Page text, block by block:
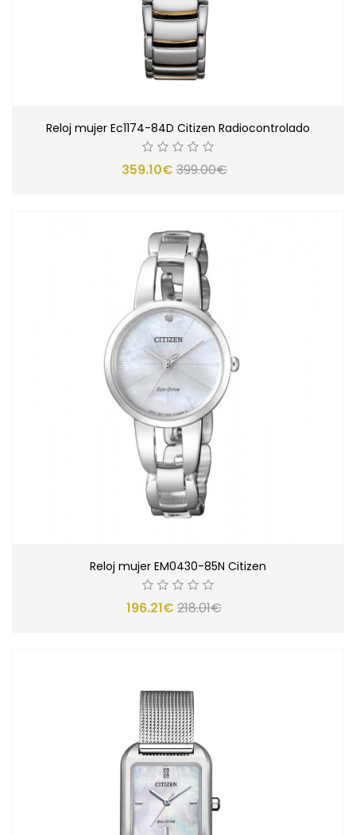
Reloj mujer Ec1174-84D Citizen Radiocontrolado
359.10€399.00€
Reloj mujer EM0430-85N Citizen
196.21€ 218.01€